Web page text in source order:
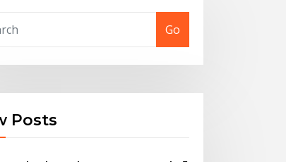
Go
Posts